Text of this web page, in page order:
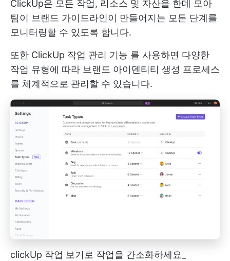
ClickUp은 모든 작업, 리소스 및 자산을 한데 모아
팀이 브랜드 가이드라인이 만들어지는 모든 단계를
모니터링할 수 있도록 합니다.
또한 ClickUp 작업 관리 기능 를 사용하면 다양한
작업 유형에 따라 브랜드 아이덴티티 생성 프로세스
를 체계적으로 관리할 수 있습니다.
clickUp 작업 보기로 작업을 간소화하세요_